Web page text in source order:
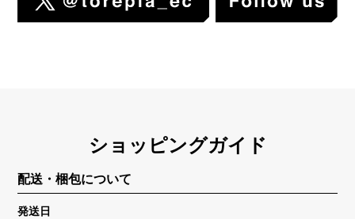
ショッピングガイド
配送・梱包について
発送日